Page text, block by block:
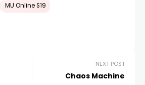
MU Online S19
NEXT POST
Chaos Machine